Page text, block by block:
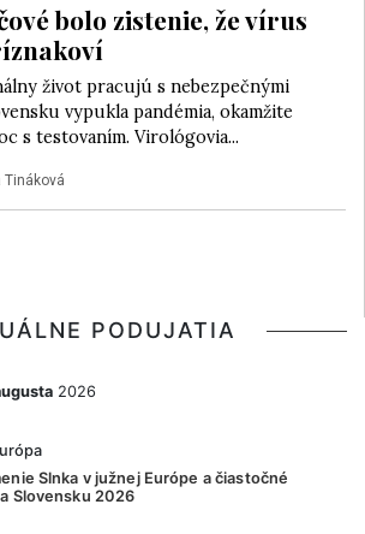
bolo zistenie, že vírus
život pracujú s nebezpečnými
vypukla pandémia, okamžite
s testovaním. Virológovia...
Tináková
PODUJATIA
2026
Slnka v južnej Európe a čiastočné
Slovensku 2026